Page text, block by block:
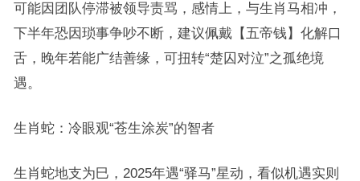
可能因团队停滞被领导责骂，感情上，与生肖马相冲，
下半年恐因琐事争吵不断，建议佩戴【五帝钱】化解口
舌，晚年若能广结善缘，可扭转“楚囚对泣”之孤绝境
遇。
生肖蛇：冷眼观“苍生涂炭”的智者
生肖蛇地支为巳，2025年遇“驿马”星动，看似机遇实则